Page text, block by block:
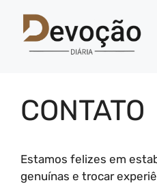
CONTATO
Estamos felizes em
genuínas e trocar